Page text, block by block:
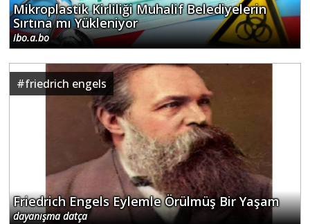
Mikroplastik Kirliliği Muhalif Belediyelerin
Sırtına mı Yükleniyor
ibo.a.bo
#friedrich engels
Friedrich Engels Eylemle Örülmüş Bir Yaşam
dayanışma datça